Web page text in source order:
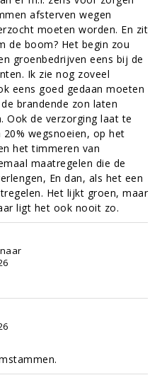
afsterven wegen
moeten worden. En zit
de boom? Het begin zou
groenbedrijven eens bij de
Ik zie nog zoveel
eens goed gedaan moeten
brandende zon laten
Ook de verzorging laat te
wegsnoeien, op het
het timmeren van
maatregelen die de
En dan, als het een
Het lijkt groen, maar
ligt het ook nooit zo.